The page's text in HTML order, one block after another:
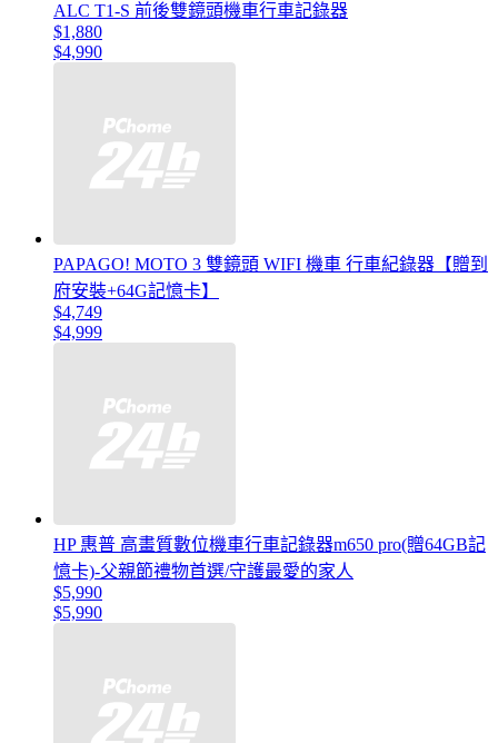
ALC T1-S 前後雙鏡頭機車行車記錄器
$1,880
$4,990
PAPAGO! MOTO 3 雙鏡頭 WIFI 機車 行車紀錄器【贈到
府安裝+64G記憶卡】
$4,749
$4,999
HP 惠普 高畫質數位機車行車記錄器m650 pro(贈64GB記
憶卡)-父親節禮物首選/守護最愛的家人
$5,990
$5,990